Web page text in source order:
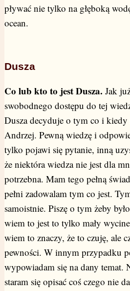
pływać nie tylko na głęboką
ocean.
Dusza
Co lub kto to jest Dusza. Jak
swobodnego dostępu do tej
Dusza decyduje o tym co i
Andrzej. Pewną wiedzę i
tylko pojawi się pytanie, inną
że niektóra wiedza nie jest dla
potrzebna. Mam tego pełną
pełni zadowalam tym co jest.
samoistnie. Piszę o tym żeby
wiem to jest to tylko mały
wiem to znaczy, że to czuję, ale
pewności. W innym przypadku
wypowiadam się na dany temat.
staram się opisać coś czego nie